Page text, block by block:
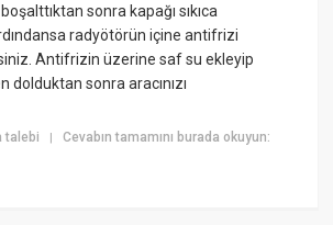
sonra kapağı sıkıca
radyötörün içine antifrizi
Antifrizin üzerine saf su ekleyip
sonra aracınızı
talebi |Cevabın tamamını burada okuyun: